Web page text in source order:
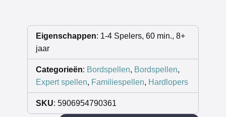
Eigenschappen: 1-4 Spelers, 60 min., 8+
jaar
Categorieën: Bordspellen, Bordspellen,
Expert spellen, Familiespellen, Hardlopers
SKU: 5906954790361